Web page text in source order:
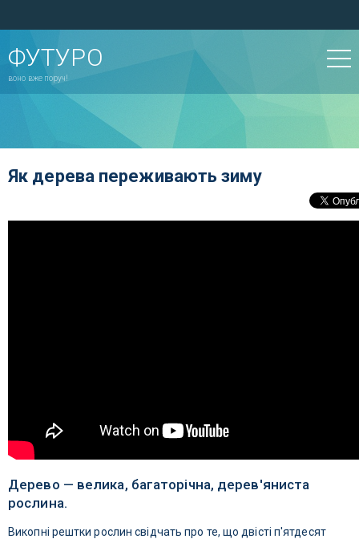
ФУТУРО
воно вже поруч!
Як дерева переживають зиму
Дерево — велика, багаторічна, дерев'яниста
рослина.
Викопні рештки рослин свідчать про те, що двісті п'ятдесят